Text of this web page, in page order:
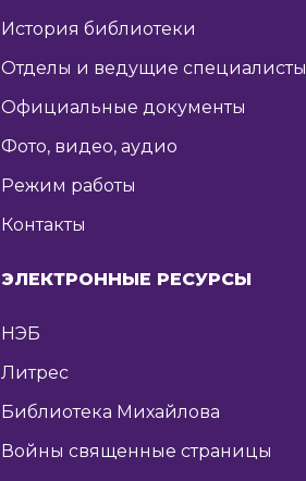
История библиотеки
Отделы и ведущие специалисты
Официальные документы
Фото, видео, аудио
Режим работы
Контакты
ЭЛЕКТРОННЫЕ РЕСУРСЫ
НЭБ
Литрес
Библиотека Михайлова
Войны священные страницы